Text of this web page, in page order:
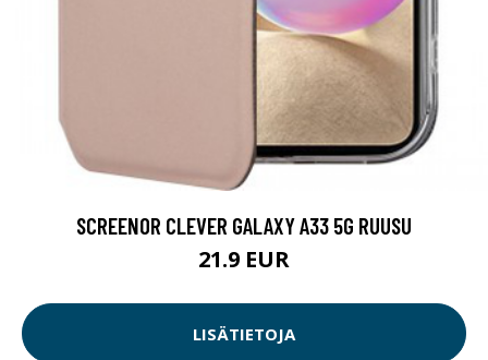
SCREENOR CLEVER GALAXY A33 5G RUUSU
21.9 EUR
LISÄTIETOJA